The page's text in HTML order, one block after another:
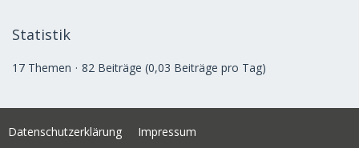
Statistik
17 Themen 82 Beiträge (0,03 Beiträge pro Tag)
Datenschutzerklärung Impressum